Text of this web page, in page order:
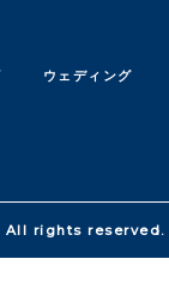
ウェディング
All rights reserved.